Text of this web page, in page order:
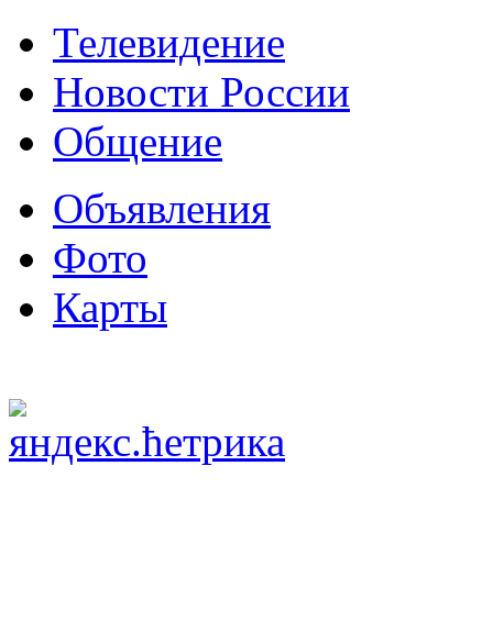
Телевидение
Новости России
Общение
Объявления
Фото
Карты